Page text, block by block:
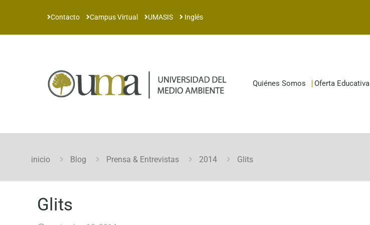
Contacto Campus Virtual UMASIS Inglés
Quiénes Somos Oferta Educativa
inicio Blog Prensa & Entrevistas 2014 Glits
Glits